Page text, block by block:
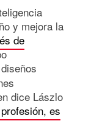
y mejora la
de
dice Lászlo
es